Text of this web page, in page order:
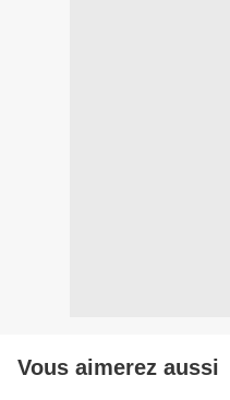
Vous aimerez aussi